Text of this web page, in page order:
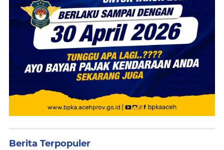
Berita Terpopuler